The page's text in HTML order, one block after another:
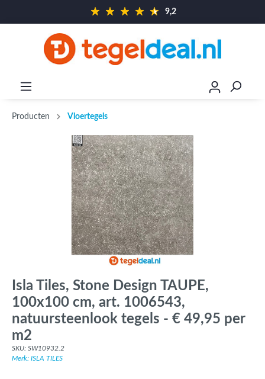
9,2
Producten Vloertegels
Isla Tiles, Stone Design TAUPE,
100x100 cm, art. 1006543,
natuursteenlook tegels - € 49,95 per
m2
SKU: SW10932.2
Merk: ISLA TILES